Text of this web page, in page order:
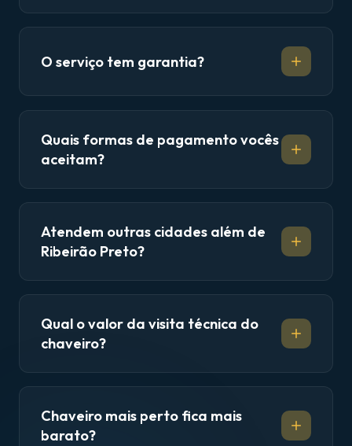
O serviço tem garantia?
Quais formas de pagamento vocês
aceitam?
Atendem outras cidades além de
Ribeirão Preto?
Qual o valor da visita técnica do
chaveiro?
Chaveiro mais perto fica mais
barato?